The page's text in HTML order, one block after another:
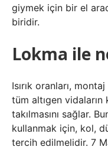
giymek için bir el
biridir.
Lokma ile
Isırık oranları,
tüm altıgen vidaların
takılmasını sağlar.
kullanmak için, kol,
tercih edilmelidir. 7